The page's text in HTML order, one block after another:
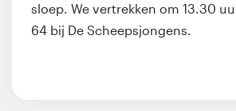
sloep. We vertrekken om 13.30
64 bij De Scheepsjongens.